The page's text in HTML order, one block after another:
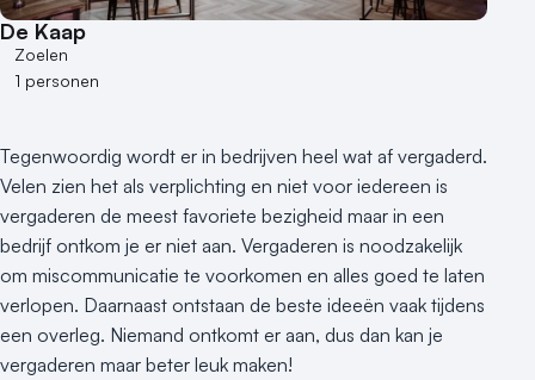
Theater
Varende locatie
De Kaap
Zoelen
1 personen
Tegenwoordig wordt er in bedrijven heel wat af vergaderd.
Velen zien het als verplichting en niet voor iedereen is
vergaderen de meest favoriete bezigheid maar in een
bedrijf ontkom je er niet aan. Vergaderen is noodzakelijk
om miscommunicatie te voorkomen en alles goed te laten
verlopen. Daarnaast ontstaan de beste ideeën vaak tijdens
een overleg. Niemand ontkomt er aan, dus dan kan je
vergaderen maar beter leuk maken!